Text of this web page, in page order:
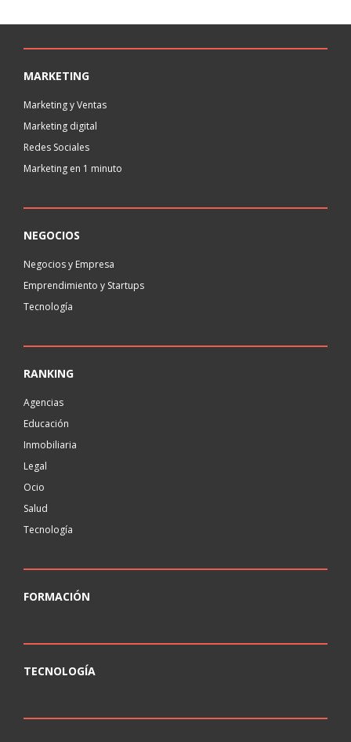
MARKETING
Marketing y Ventas
Marketing digital
Redes Sociales
Marketing en 1 minuto
NEGOCIOS
Negocios y Empresa
Emprendimiento y Startups
Tecnología
RANKING
Agencias
Educación
Inmobiliaria
Legal
Ocio
Salud
Tecnología
FORMACIÓN
TECNOLOGÍA